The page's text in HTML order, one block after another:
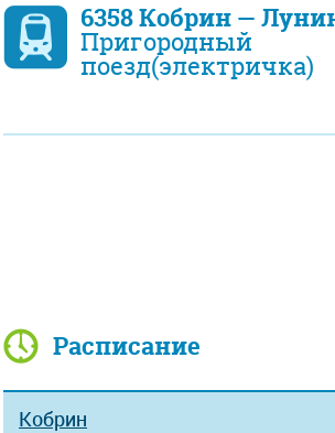
6358 Кобрин —
Пригородный
поезд(электричка)
Расписание
Кобрин